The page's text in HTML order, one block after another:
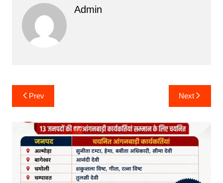
Admin
Post
navigation
Prev Next